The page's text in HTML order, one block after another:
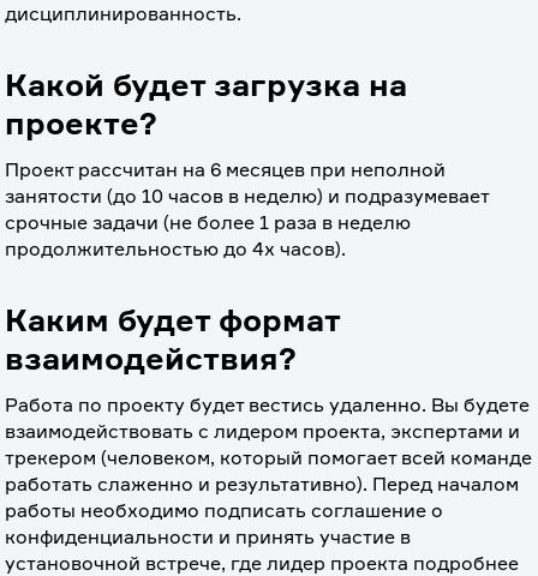
дисциплинированность.
Какой будет загрузка на
проекте?
Проект рассчитан на 6 месяцев при неполной
занятости (до 10 часов в неделю) и подразумевает
срочные задачи (не более 1 раза в неделю
продолжительностью до 4х часов).
Каким будет формат
взаимодействия?
Работа по проекту будет вестись удаленно. Вы будете
взаимодействовать с лидером проекта, экспертами и
трекером (человеком, который помогает всей команде
работать слаженно и результативно). Перед началом
работы необходимо подписать соглашение о
конфиденциальности и принять участие в
установочной встрече, где лидер проекта подробнее